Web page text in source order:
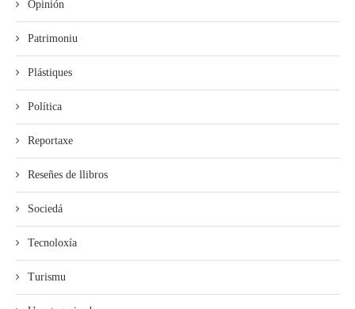
Opinión
Patrimoniu
Plástiques
Política
Reportaxe
Reseñes de llibros
Sociedá
Tecnoloxía
Turismu